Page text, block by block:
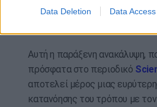
Data Deletion Data Access
απόγονοί τους δεν μπορούν
Αυτή η παράξενη ανακάλυψη,
πρόσφατα στο περιοδικό
αποτελεί μέρος μιας
κατανόησης του τρόπου με